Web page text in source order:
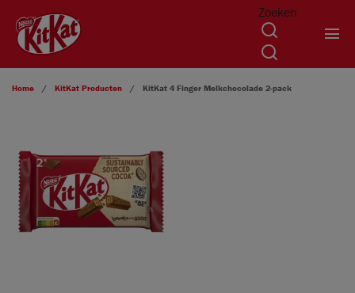
Zoeken
Home KitKat Producten KitKat 4 Finger Melkchocolade 2-pack